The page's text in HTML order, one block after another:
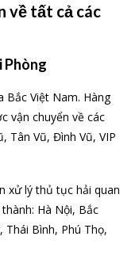
về tất cả các
Phòng
Bắc Việt Nam. Hàng
vận chuyển về các
Tân Vũ, Đình Vũ, VIP
xử lý thủ tục hải quan
Hà Nội, Bắc
Thái Bình, Phú Thọ,